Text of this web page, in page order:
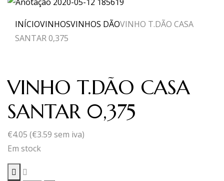
INÍCIOVINHOSVINHOS DÃOVINHO T.DÃO CASA
SANTAR 0,375
VINHO T.DÃO CASA
SANTAR 0,375
€4.05 (€3.59 sem iva)
Em stock